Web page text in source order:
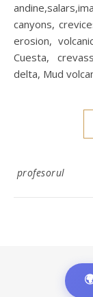
canyons,
erosion,
Cuesta,
delta, Mud
profesorul